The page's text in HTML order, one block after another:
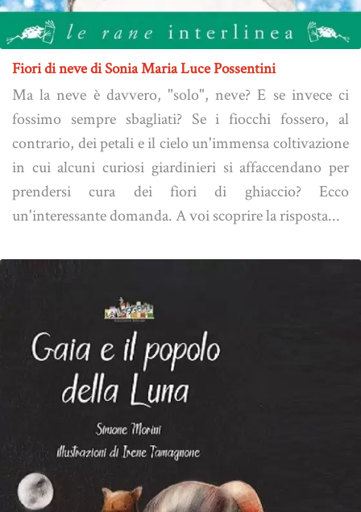
Fiori di neve di Sonia Maria Luce Possentini
Ma la neve è davvero, "solo", neve? E se invece ci
fossimo sempre sbagliati? Se i fiocchi fossero, al
contrario, dei petali e il cielo un'immensa coltivazione
in cui alcuni curiosi giardinieri si affaccendano per
prendersi cura dei fiori di ghiaccio? Ecco
un'interessante domanda. A voi scoprire la risposta...